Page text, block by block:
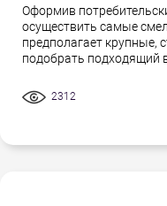
Оформив
осуществить самые
предполагает крупные,
подобрать подходящий
2312